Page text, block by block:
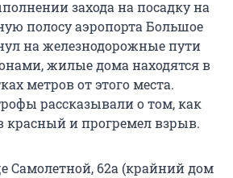
захода на посадку на
полосу аэропорта Большое
на железнодорожные пути
жилые дома находятся в
метров от этого места.
рассказывали о том, как
красный и прогремел взрыв.
Самолетной, 62а (крайний дом